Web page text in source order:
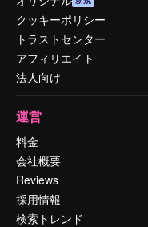
クッキーポリシー
トラストセンター
アフィリエイト
法人向け
運営
料金
会社概要
Reviews
採用情報
検索トレンド